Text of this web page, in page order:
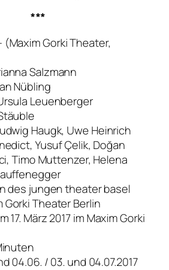
***
(Maxim Gorki Theater,
Salzmann
Nübling
Leuenberger
Haugk, Uwe Heinrich
Yusuf Çelik, Doğan
Timo Muttenzer, Helena
des jungen theater basel
Gorki Theater Berlin
17. März 2017 im Maxim Gorki
04.06. / 03. und 04.07.2017